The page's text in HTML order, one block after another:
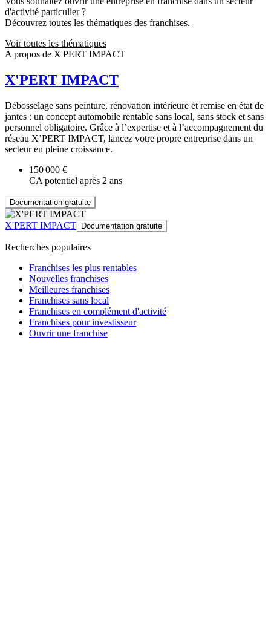
d'activité particulier ?
Découvrez toutes les thématiques des franchises.
Voir toutes les thématiques
A propos de X'PERT IMPACT
X'PERT IMPACT
Débosselage sans peinture, rénovation intérieure et remise en état de
jantes : un concept automobile rentable sans local, sans stock et sans
personnel obligatoire. Grâce à l’expertise et à l’accompagnement du
réseau X’PERT IMPACT, lancez votre propre entreprise dans un
secteur en pleine croissance.
150 000 €
CA potentiel après 2 ans
Documentation gratuite
X'PERT IMPACT Documentation gratuite
Recherches populaires
Franchises les plus rentables
Nouvelles franchises
Meilleures franchises
Franchises sans local
Franchises en complément d'activité
Franchises pour investisseur
Ouvrir une franchise